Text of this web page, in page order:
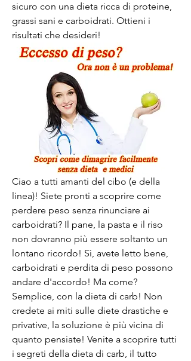
sicuro con una dieta ricca di proteine,
grassi sani e carboidrati. Ottieni i
risultati che desideri!
Ciao a tutti amanti del cibo (e della
linea)! Siete pronti a scoprire come
perdere peso senza rinunciare ai
carboidrati? Il pane, la pasta e il riso
non dovranno più essere soltanto un
lontano ricordo! Sì, avete letto bene,
carboidrati e perdita di peso possono
andare d'accordo! Ma come?
Semplice, con la dieta di carb! Non
credete ai miti sulle diete drastiche e
privative, la soluzione è più vicina di
quanto pensiate! Venite a scoprire tutti
i segreti della dieta di carb, il tutto